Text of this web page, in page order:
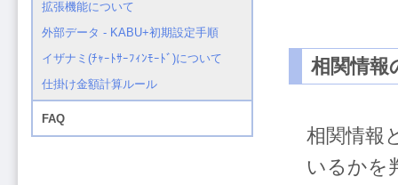
相関情報
相関情報
いるかを